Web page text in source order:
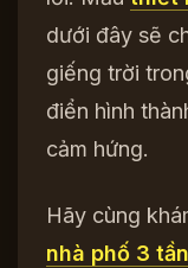
dưới đây sẽ
giếng trời
điển hình
cảm hứng.
Hãy cùng
nhà phố 3